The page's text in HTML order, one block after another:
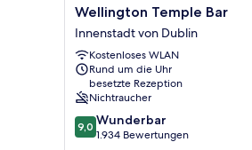
Wellington
Temple
Bar
Innenstadt
von
Dublin
Wellington Temple Bar
Innenstadt von Dublin
Kostenloses WLAN
Rund um die Uhr
besetzte Rezeption
Nichtraucher
9.0
von
9,0 Wunderbar
1.934 Bewertungen